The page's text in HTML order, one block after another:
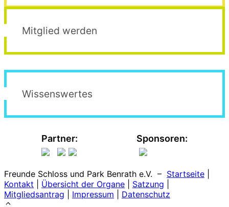
Mitglied werden
Wissenswertes
Partner: Sponsoren:
Freunde Schloss und Park Benrath e.V. – Startseite
Kontakt
Übersicht der Organe Satzung
Mitgliedsantrag
Impressum Datenschutz